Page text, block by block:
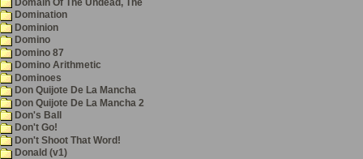
Domain Of The Undead, The
Domination
Dominion
Domino
Domino 87
Domino Arithmetic
Dominoes
Don Quijote De La Mancha
Don Quijote De La Mancha 2
Don's Ball
Don't Go!
Don't Shoot That Word!
Donald (v1)